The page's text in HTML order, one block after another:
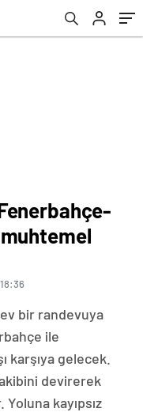
bir randevuya
ile
karşıya gelecek.
devirerek
kayıpsız